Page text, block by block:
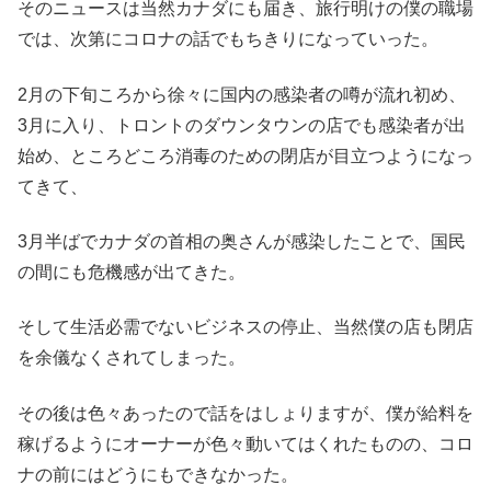
そのニュースは当然カナダにも届き、旅行明けの僕の職場
では、次第にコロナの話でもちきりになっていった。
2月の下旬ころから徐々に国内の感染者の噂が流れ初め、
3月に入り、トロントのダウンタウンの店でも感染者が出
始め、ところどころ消毒のための閉店が目立つようになっ
てきて、
3月半ばでカナダの首相の奥さんが感染したことで、国民
の間にも危機感が出てきた。
そして生活必需でないビジネスの停止、当然僕の店も閉店
を余儀なくされてしまった。
その後は色々あったので話をはしょりますが、僕が給料を
稼げるようにオーナーが色々動いてはくれたものの、コロ
ナの前にはどうにもできなかった。